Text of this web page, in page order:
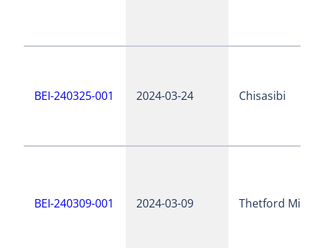
BEI-240325-001 2024-03-24 Chisasibi
BEI-240309-001 2024-03-09 Thetford